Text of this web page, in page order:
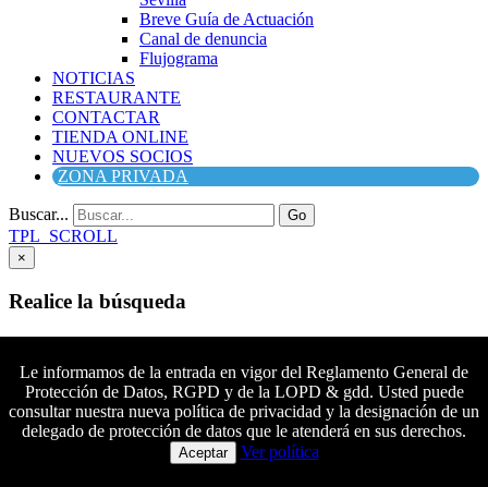
Breve Guía de Actuación
Canal de denuncia
Flujograma
NOTICIAS
RESTAURANTE
CONTACTAR
TIENDA ONLINE
NUEVOS SOCIOS
ZONA PRIVADA
Buscar... Go
TPL_SCROLL
×
Realice la búsqueda
Buscar
Síguenos en Facebook
Síguenos en Twitter
Síguenos en YouTube
Síguenos en instagram
Colaboradores principales
Le informamos de la entrada en vigor del Reglamento General de
Protección de Datos, RGPD y de la LOPD & gdd. Usted puede
consultar nuestra nueva política de privacidad y la designación de un
delegado de protección de datos que le atenderá en sus derechos.
Aceptar Ver política